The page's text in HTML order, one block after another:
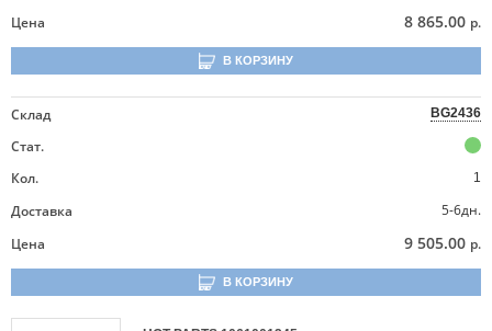
Цена
8 865.00 р.
В КОРЗИНУ
Склад BG2436
Стат.
Кол.
1
Доставка
5-6дн.
Цена
9 505.00 р.
В КОРЗИНУ